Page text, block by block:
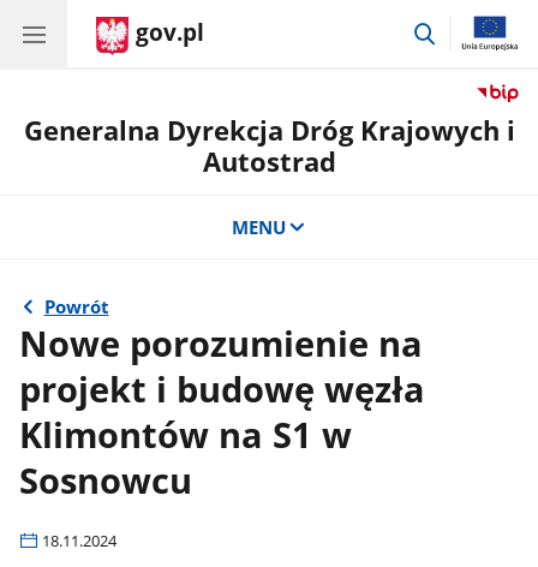
gov.pl
przejdź
Generalna Dyrekcja Dróg Krajowych i
Autostrad
MENU
Powrót
Nowe porozumienie na
projekt i budowę węzła
Klimontów na S1 w
Sosnowcu
18.11.2024